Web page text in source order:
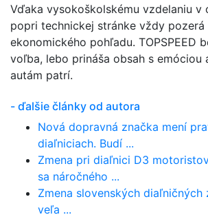
Vďaka vysokoškolskému vzdelaniu v
popri technickej stránke vždy pozerá
ekonomického pohľadu. TOPSPEED
voľba, lebo prináša obsah s emóciou
autám patrí.
- ďalšie články od autora
Nová dopravná značka mení
diaľniciach. Budí ...
Zmena pri diaľnici D3
sa náročného ...
Zmena slovenských
veľa ...